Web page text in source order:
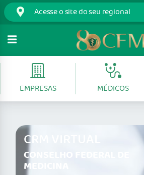
EMPRESAS MÉDICOS
CRM VIRTUAL
CONSELHO FEDERAL DE
MEDICINA